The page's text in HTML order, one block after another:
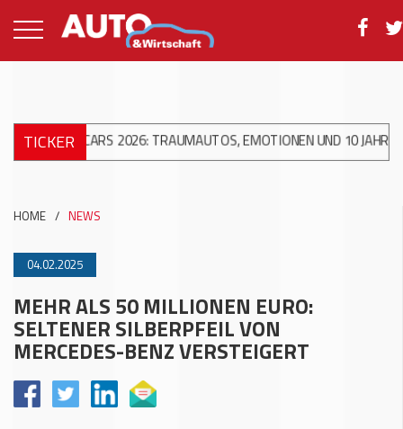
TICKER2026: TRAUMAUTOS, EMOTIONEN UND 10 JAHRE ACW AG
HOME / NEWS
04.02.2025
MEHR ALS 50 MILLIONEN EURO:
SELTENER SILBERPFEIL VON
MERCEDES-BENZ VERSTEIGERT